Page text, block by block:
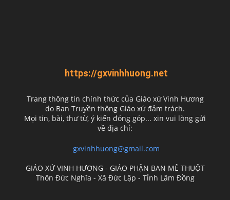
https://gxvinhhuong.net
Trang thông tin chính thức của Giáo xứ Vinh Hương
do Ban Truyền thông Giáo xứ đảm trách.
Mọi tin, bài, thư từ, ý kiến đóng góp... xin vui lòng gửi
về địa chỉ:
gxvinhhuong@gmail.com
GIÁO XỨ VINH HƯƠNG - GIÁO PHẬN BAN MÊ THUỘT
Thôn Đức Nghĩa - Xã Đức Lập - Tỉnh Lâm Đồng